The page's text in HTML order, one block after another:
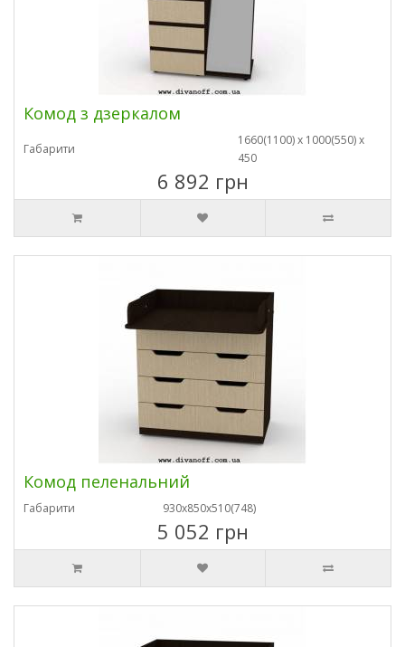
Комод з дзеркалом
Габарити
1660(1100) х 1000(550) х
450
6 892 грн
Комод пеленальний
Габарити 930х850х510(748)
5 052 грн